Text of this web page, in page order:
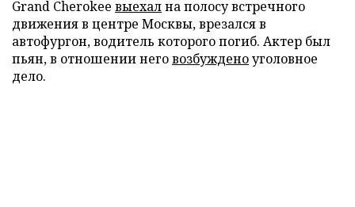
Grand Cherokee выехална полосу встречного
движения в центре Москвы, врезался в
автофургон, водитель которого погиб. Актер был
пьян, в отношении неговозбужденоуголовное
дело.